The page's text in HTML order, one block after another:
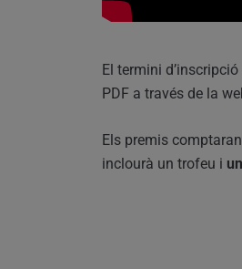
El termini
PDF a través de la
Els premis
inclourà un trofeu i